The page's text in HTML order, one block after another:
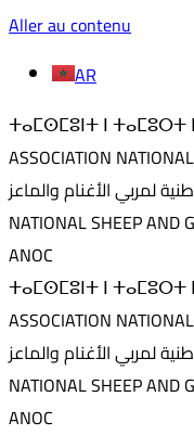
Aller au contenu
AR
ⵜⴰⵎⵙⵎⵓⵏⵜ ⵏ ⵜⴰⵎⵓⵔⵜ
ASSOCIATION
لمربي الأغنام والماعز
NATIONAL SHEEP AND
ANOC
ⵜⴰⵎⵙⵎⵓⵏⵜ ⵏ ⵜⴰⵎⵓⵔⵜ
ASSOCIATION
لمربي الأغنام والماعز
NATIONAL SHEEP AND
ANOC